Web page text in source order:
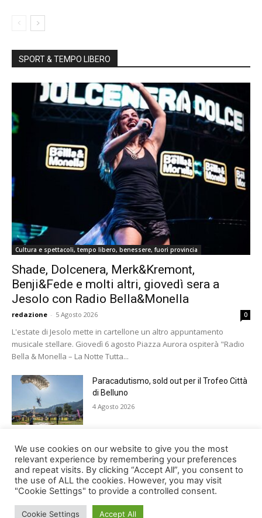
SPORT & TEMPO LIBERO
Cultura e spettacoli, tempo libero, benessere, fuori provincia
Shade, Dolcenera, Merk&Kremont,
Benji&Fede e molti altri, giovedì sera a
Jesolo con Radio Bella&Monella
redazione - 5 Agosto 2026 0
L'estate di Jesolo mette in cartellone un altro appuntamento
musicale stellare. Giovedì 6 agosto Piazza Aurora ospiterà "Radio
Bella & Monella – La Notte Tutta...
Paracadutismo, sold out per il Trofeo Città
di Belluno
4 Agosto 2026
Notti feltrine 2026: venerdì il gran finale
della manifestazione
4 Agosto 2026
We use cookies on our website to give you the most
relevant experience by remembering your preferences
and repeat visits. By clicking “Accept All”, you consent to
the use of ALL the cookies. However, you may visit
"Cookie Settings" to provide a controlled consent.
Cookie Settings Accept All